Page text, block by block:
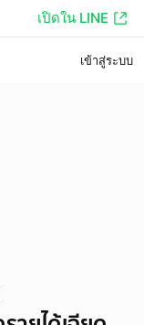
เปิดใน LINE
เข้าสู่ระบบ